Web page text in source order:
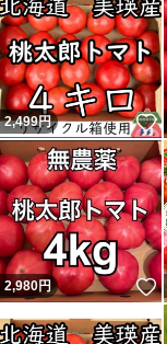
2,499円
2,980円